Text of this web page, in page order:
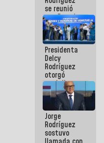
se reunió
con Estado
Mayor
Eléctrico
para
abordar
planes de
acción
Presidenta
Delcy
Rodríguez
otorgó
medalla
"Héroe de
Venezuela"
a servidores
públicos
Jorge
Rodríguez
sostuvo